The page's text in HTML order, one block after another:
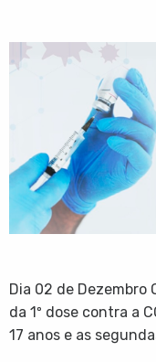
Dia 02 de
da 1º dose contra a
17 anos e as